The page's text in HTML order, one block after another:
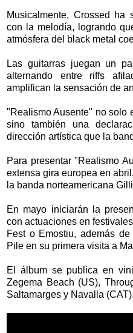
Musicalmente, Crossed ha
con la melodía, logrando
atmósfera del black metal
Las guitarras juegan un
alternando entre riffs
amplifican la sensación de
"Realismo Ausente" no solo
sino también una
dirección artística que la
Para presentar "Realismo
extensa gira europea en
la banda norteamericana
En mayo iniciarán la
con actuaciones en
Fest o Emostiu, además
Pile en su primera visita a
El álbum se publica en
Zegema Beach (US),
Saltamarges y Navalla (CAT).